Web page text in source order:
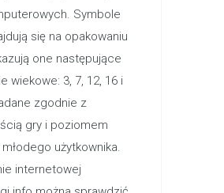
Symbole
się na opakowaniu
one następujące
wiekowe: 3, 7, 12, 16 i
zgodnie z
gry i poziomem
użytkownika.
internetowej